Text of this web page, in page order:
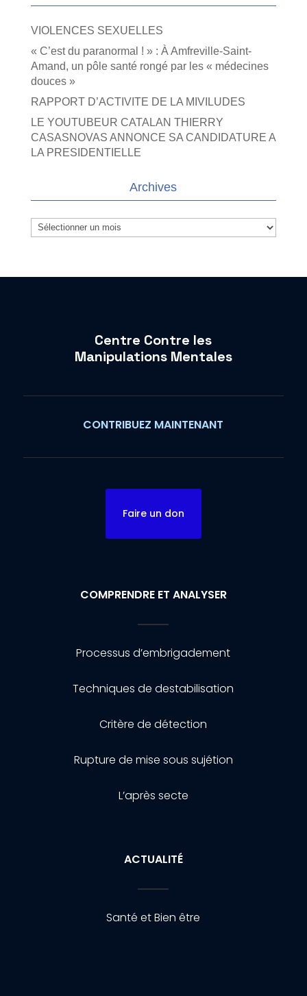
VIOLENCES SEXUELLES
« C’est du paranormal ! » : À Amfreville-Saint-
Amand, un pôle santé rongé par les « médecines
douces »
RAPPORT D’ACTIVITE DE LA MIVILUDES
LE YOUTUBEUR CATALAN THIERRY
CASASNOVAS ANNONCE SA CANDIDATURE A
LA PRESIDENTIELLE
Archives
Archives
Centre Contre les
Manipulations Mentales
CONTRIBUEZ MAINTENANT
Faire un don
COMPRENDRE ET ANALYSER
Processus d’embrigadement
Techniques de destabilisation
Critère de détection
Rupture de mise sous sujétion
L’après secte
ACTUALITÉ
Santé et Bien être